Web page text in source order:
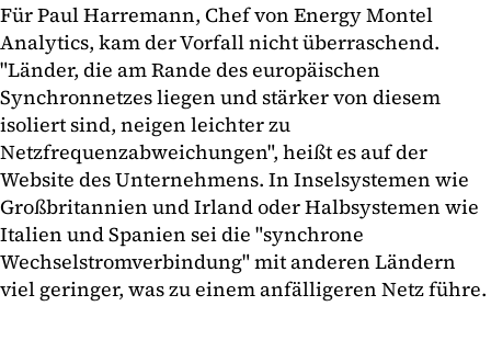
Für Paul Harremann, Chef von Energy Montel
Analytics, kam der Vorfall nicht überraschend.
"Länder, die am Rande des europäischen
Synchronnetzes liegen und stärker von diesem
isoliert sind, neigen leichter zu
Netzfrequenzabweichungen", heißt es auf der
Website des Unternehmens. In Inselsystemen wie
Großbritannien und Irland oder Halbsystemen wie
Italien und Spanien sei die "synchrone
Wechselstromverbindung" mit anderen Ländern
viel geringer, was zu einem anfälligeren Netz führe.